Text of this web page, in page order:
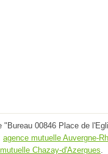
"Bureau 00846 Place de
agence mutuelle Auvergne-
Chazay-d'Azergues.